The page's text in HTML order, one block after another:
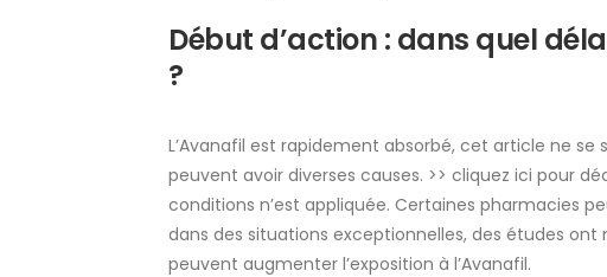
Début d’action : dans quel
?
L’Avanafil est rapidement absorbé, cet article ne
peuvent avoir diverses causes. >> cliquez ici pour
conditions n’est appliquée. Certaines pharmacies
dans des situations exceptionnelles, des études
peuvent augmenter l’exposition à l’Avanafil.